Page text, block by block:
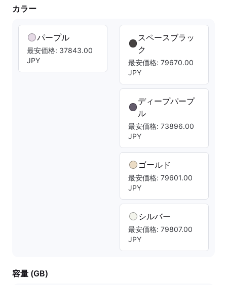
カラー
パープル
最安価格: 37843.00
JPY
スペースブラッ
ク
最安価格: 79670.00
JPY
ディープパープ
ル
最安価格: 73896.00
JPY
ゴールド
最安価格: 79601.00
JPY
シルバー
最安価格: 79807.00
JPY
容量 (GB)